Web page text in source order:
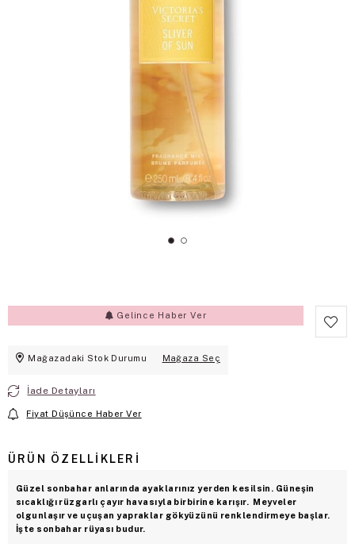
Gelince Haber Ver
Mağazadaki Stok Durumu Mağaza Seç
İade Detayları
Fiyat Düşünce Haber Ver
ÜRÜN ÖZELLIKLERI
Güzel sonbahar anlarında ayaklarınız yerden kesilsin. Güneşin
sıcaklığı rüzgarlı çayır havasıyla birbirine karışır. Meyveler
olgunlaşır ve uçuşan yapraklar gökyüzünü renklendirmeye başlar.
İşte sonbahar rüyası budur.